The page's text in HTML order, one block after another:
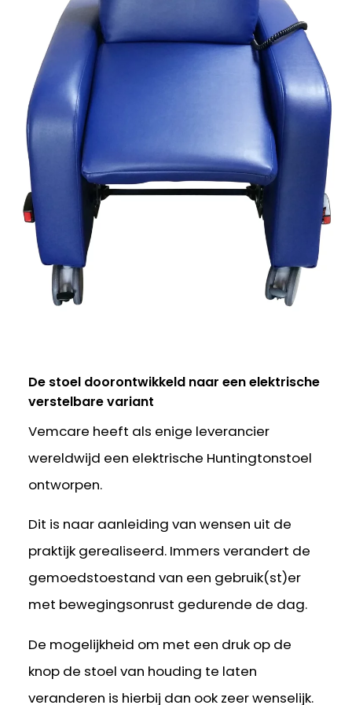
De stoel doorontwikkeld naar een elektrische
verstelbare variant
Vemcare heeft als enige leverancier
wereldwijd een elektrische Huntingtonstoel
ontworpen.
Dit is naar aanleiding van wensen uit de
praktijk gerealiseerd. Immers verandert de
gemoedstoestand van een gebruik(st)er
met bewegingsonrust gedurende de dag.
De mogelijkheid om met een druk op de
knop de stoel van houding te laten
veranderen is hierbij dan ook zeer wenselijk.